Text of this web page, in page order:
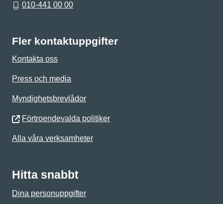
010-441 00 00
Fler kontaktuppgifter
Kontakta oss
Press och media
Myndighetsbrevlådor
Förtroendevalda politiker
Alla våra verksamheter
Hitta snabbt
Dina personuppgifter